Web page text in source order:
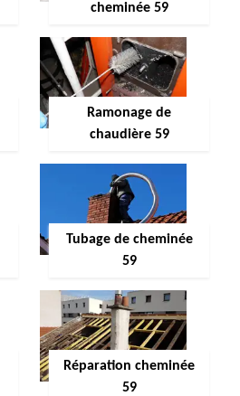
cheminée 59
Ramonage de
chaudière 59
Tubage de cheminée
59
Réparation cheminée
59